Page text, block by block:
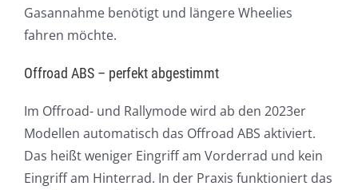
Gasannahme benötigt und längere Wheelies
fahren möchte.
Offroad ABS – perfekt abgestimmt
Im Offroad- und Rallymode wird ab den 2023er
Modellen automatisch das Offroad ABS aktiviert.
Das heißt weniger Eingriff am Vorderrad und kein
Eingriff am Hinterrad. In der Praxis funktioniert das